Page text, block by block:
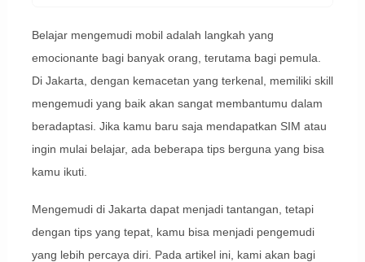
Belajar mengemudi mobil adalah langkah yang
emocionante bagi banyak orang, terutama bagi pemula.
Di Jakarta, dengan kemacetan yang terkenal, memiliki skill
mengemudi yang baik akan sangat membantumu dalam
beradaptasi. Jika kamu baru saja mendapatkan SIM atau
ingin mulai belajar, ada beberapa tips berguna yang bisa
kamu ikuti.
Mengemudi di Jakarta dapat menjadi tantangan, tetapi
dengan tips yang tepat, kamu bisa menjadi pengemudi
yang lebih percaya diri. Pada artikel ini, kami akan bagi